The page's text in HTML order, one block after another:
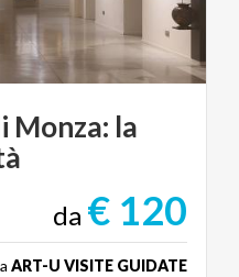
Monza: la
da € 120
ART-U VISITE GUIDATE